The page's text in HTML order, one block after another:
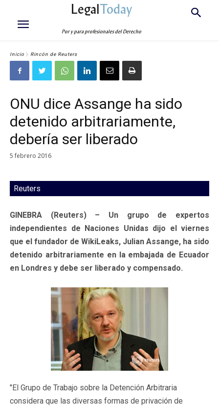
LegalToday
Por y para profesionales del Derecho
Inicio Rincón de Reuters
ONU dice Assange ha sido
detenido arbitrariamente,
debería ser liberado
5 febrero 2016
Reuters
GINEBRA (Reuters) – Un grupo de expertos
independientes de Naciones Unidas dijo el viernes
que el fundador de WikiLeaks, Julian Assange, ha sido
detenido arbitrariamente en la embajada de Ecuador
en Londres y debe ser liberado y compensado.
"El Grupo de Trabajo sobre la Detención Arbitraria
considera que las diversas formas de privación de